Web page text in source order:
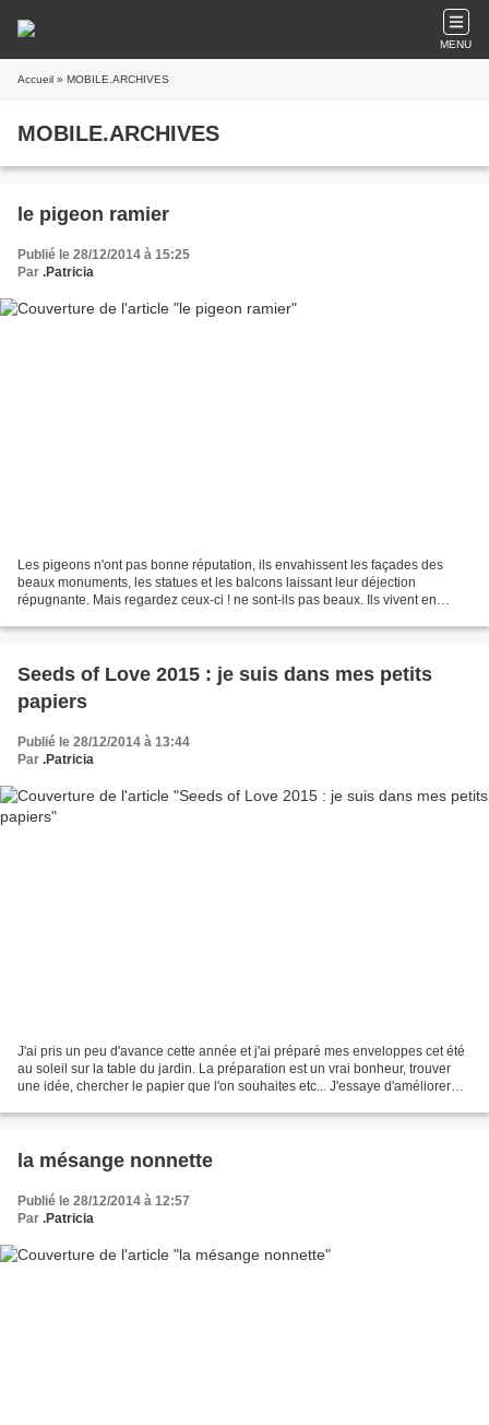
MENU
Accueil » MOBILE.ARCHIVES
MOBILE.ARCHIVES
le pigeon ramier
Publié le 28/12/2014 à 15:25
Par .Patricia
Les pigeons n'ont pas bonne réputation, ils envahissent les façades des
beaux monuments, les statues et les balcons laissant leur déjection
répugnante. Mais regardez ceux-ci ! ne sont-ils pas beaux. Ils vivent en
Seeds of Love 2015 : je suis dans mes petits
papiers
Publié le 28/12/2014 à 13:44
Par .Patricia
J'ai pris un peu d'avance cette année et j'ai préparé mes enveloppes cet été
au soleil sur la table du jardin. La préparation est un vrai bonheur, trouver
une idée, chercher le papier que l'on souhaites etc... J'essaye d'améliorer
la mésange nonnette
Publié le 28/12/2014 à 12:57
Par .Patricia